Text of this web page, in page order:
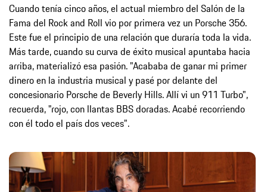
Cuando tenía cinco años, el actual miembro del Salón de la
Fama del Rock and Roll vio por primera vez un Porsche 356.
Este fue el principio de una relación que duraría toda la vida.
Más tarde, cuando su curva de éxito musical apuntaba hacia
arriba, materializó esa pasión. "Acababa de ganar mi primer
dinero en la industria musical y pasé por delante del
concesionario Porsche de Beverly Hills. Allí vi un 911 Turbo",
recuerda, "rojo, con llantas BBS doradas. Acabé recorriendo
con él todo el país dos veces".